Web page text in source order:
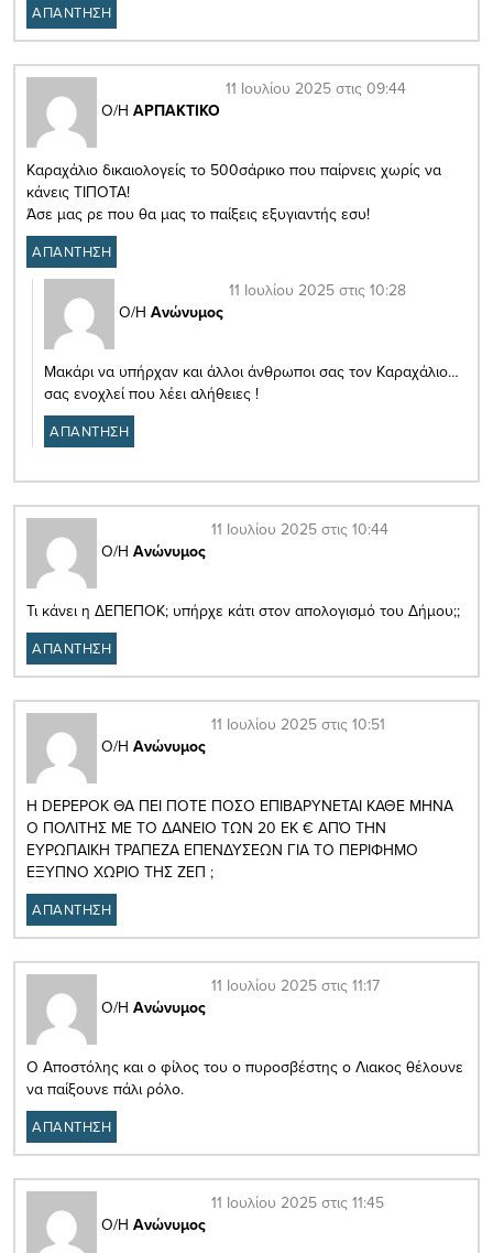
ΑΠΑΝΤΗΣΗ
Ο/Η ΑΡΠΑΚΤΙΚΟ
11 Ιουλίου 2025 στις 09:44
Καραχάλιο δικαιολογείς το 500σάρικο που παίρνεις χωρίς να
κάνεις ΤΙΠΟΤΑ!
Άσε μας ρε που θα μας το παίξεις εξυγιαντής εσυ!
ΑΠΑΝΤΗΣΗ
Ο/Η Ανώνυμος
11 Ιουλίου 2025 στις 10:28
Μακάρι να υπήρχαν και άλλοι άνθρωποι σας τον Καραχάλιο…
σας ενοχλεί που λέει αλήθειες !
ΑΠΑΝΤΗΣΗ
Ο/Η Ανώνυμος
11 Ιουλίου 2025 στις 10:44
Τι κάνει η ΔΕΠΕΠΟΚ; υπήρχε κάτι στον απολογισμό του Δήμου;;
ΑΠΑΝΤΗΣΗ
Ο/Η Ανώνυμος
11 Ιουλίου 2025 στις 10:51
H DEPEPOK ΘΑ ΠΕΙ ΠΟΤΕ ΠΟΣΟ ΕΠΙΒΑΡΥΝΕΤΑΙ ΚΑΘΕ ΜΗΝΑ
Ο ΠΟΛΙΤΗΣ ΜΕ ΤΟ ΔΑΝΕΙΟ ΤΩΝ 20 ΕΚ € ΑΠΌ ΤΗΝ
ΕΥΡΩΠΑΙΚΗ ΤΡΑΠΕΖΑ ΕΠΕΝΔΥΣΕΩΝ ΓΙΑ ΤΟ ΠΕΡΙΦΗΜΟ
ΕΞΥΠΝΟ ΧΩΡΙΟ ΤΗΣ ΖΕΠ ;
ΑΠΑΝΤΗΣΗ
Ο/Η Ανώνυμος
11 Ιουλίου 2025 στις 11:17
Ο Αποστόλης και ο φίλος του ο πυροσβέστης ο Λιακος θέλουνε
να παίξουνε πάλι ρόλο.
ΑΠΑΝΤΗΣΗ
Ο/Η Ανώνυμος
11 Ιουλίου 2025 στις 11:45